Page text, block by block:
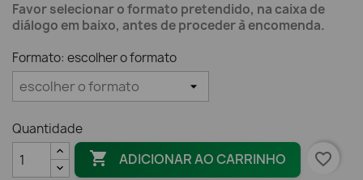
Favor selecionar o formato pretendido, na caixa de
diálogo em baixo, antes de proceder à encomenda.
Formato: escolher o formato
Quantidade
 ADICIONAR AO CARRINHO favorite_border